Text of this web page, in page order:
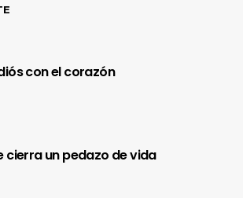
con el corazón
cierra un pedazo de vida